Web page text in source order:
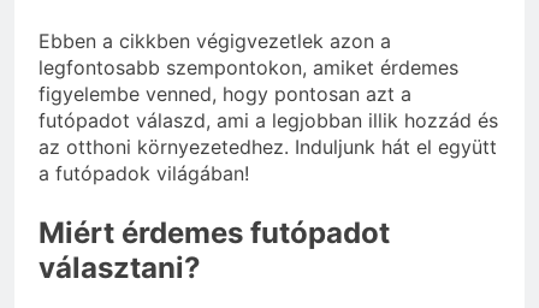
Ebben a cikkben végigvezetlek azon a
legfontosabb szempontokon, amiket érdemes
figyelembe venned, hogy pontosan azt a
futópadot válaszd, ami a legjobban illik hozzád és
az otthoni környezetedhez. Induljunk hát el együtt
a futópadok világában!
Miért érdemes futópadot
választani?